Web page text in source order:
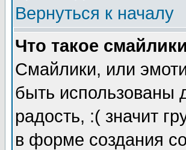
Вернуться к началу
Что такое
Смайлики, или
быть использованы
радость, :( значит
в форме создания